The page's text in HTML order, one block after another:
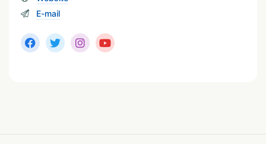
E-mail